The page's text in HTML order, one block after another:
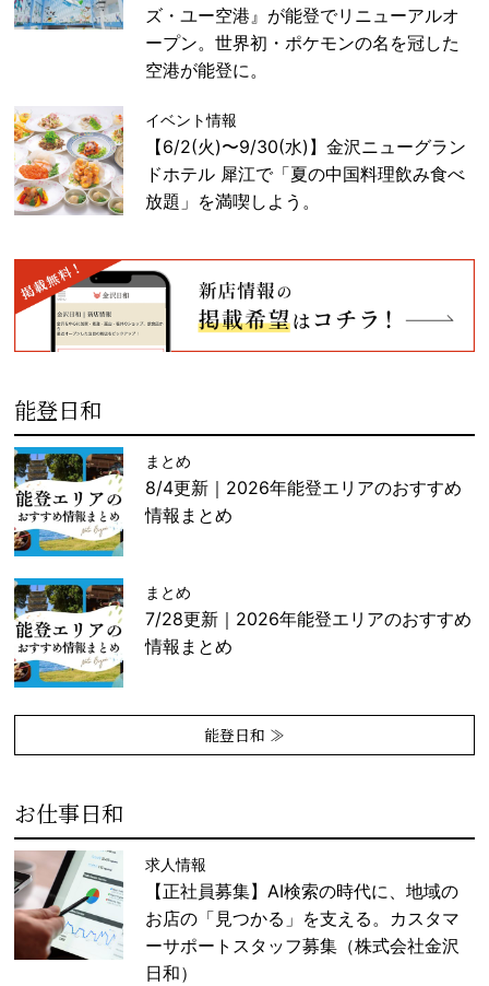
ズ・ユー空港』が能登でリニューアルオ
ープン。世界初・ポケモンの名を冠した
空港が能登に。
イベント情報
【6/2(火)〜9/30(水)】金沢ニューグラン
ドホテル 犀江で「夏の中国料理飲み食べ
放題」を満喫しよう。
能登日和
まとめ
8/4更新｜2026年能登エリアのおすすめ
情報まとめ
まとめ
7/28更新｜2026年能登エリアのおすすめ
情報まとめ
能登日和 ≫
お仕事日和
求人情報
【正社員募集】AI検索の時代に、地域の
お店の「見つかる」を支える。カスタマ
ーサポートスタッフ募集（株式会社金沢
日和）